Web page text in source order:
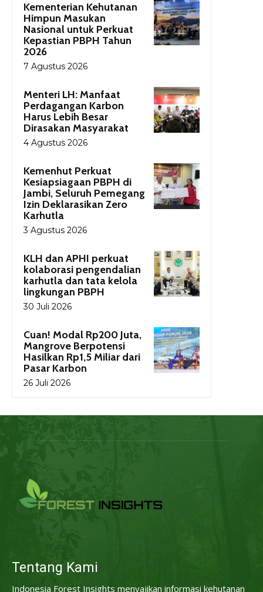
Kementerian Kehutanan
Himpun Masukan
Nasional untuk Perkuat
Kepastian PBPH Tahun
2026
7 Agustus 2026
Menteri LH: Manfaat
Perdagangan Karbon
Harus Lebih Besar
Dirasakan Masyarakat
4 Agustus 2026
Kemenhut Perkuat
Kesiapsiagaan PBPH di
Jambi, Seluruh Pemegang
Izin Deklarasikan Zero
Karhutla
3 Agustus 2026
KLH dan APHI perkuat
kolaborasi pengendalian
karhutla dan tata kelola
lingkungan PBPH
30 Juli 2026
Cuan! Modal Rp200 Juta,
Mangrove Berpotensi
Hasilkan Rp1,5 Miliar dari
Pasar Karbon
26 Juli 2026
Tentang Kami
Indonesia Forest Insights menyajikan informasi kehutanan